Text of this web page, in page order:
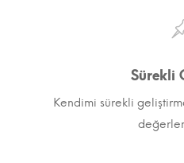
Sürekli
Kendimi sürekli